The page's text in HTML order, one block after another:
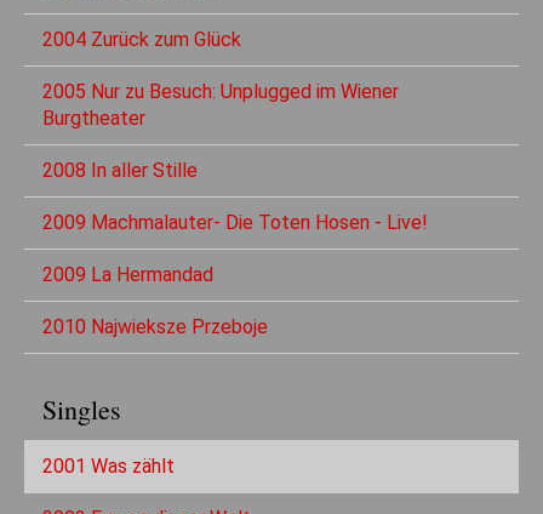
2004 Zurück zum Glück
2005 Nur zu Besuch: Unplugged im Wiener
Burgtheater
2008 In aller Stille
2009 Machmalauter- Die Toten Hosen - Live!
2009 La Hermandad
2010 Najwieksze Przeboje
Singles
2001 Was zählt